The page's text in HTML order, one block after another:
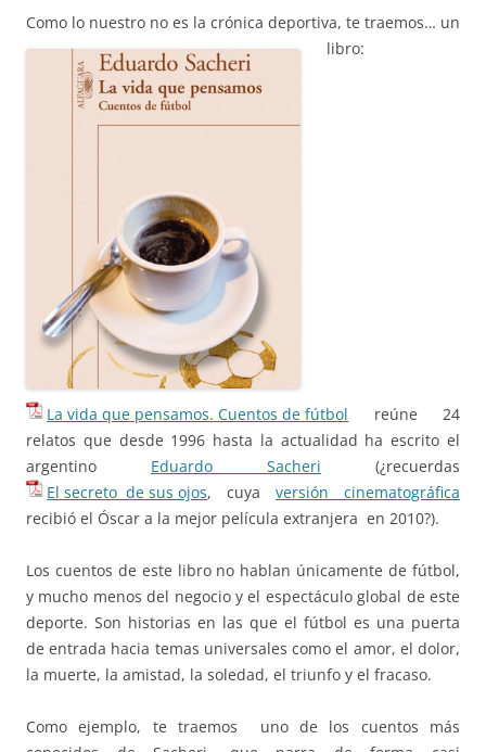
Como lo nuestro no es la crónica deportiva, te traemos… un
libro:
La vida que pensamos. Cuentos de fútbol reúne 24
relatos que desde 1996 hasta la actualidad ha escrito el
argentino Eduardo Sacheri (¿recuerdas
El secreto de sus ojos, cuyaversión cinematográfica
recibió el Óscar a la mejor película extranjera en 2010?).
Los cuentos de este libro no hablan únicamente de fútbol,
y mucho menos del negocio y el espectáculo global de este
deporte. Son historias en las que el fútbol es una puerta
de entrada hacia temas universales como el amor, el dolor,
la muerte, la amistad, la soledad, el triunfo y el fracaso.
Como ejemplo, te traemos uno de los cuentos más